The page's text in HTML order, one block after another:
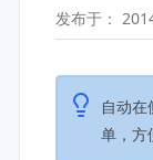
开发教
主题开
后台开
前端开
发布于：
自动
单，方